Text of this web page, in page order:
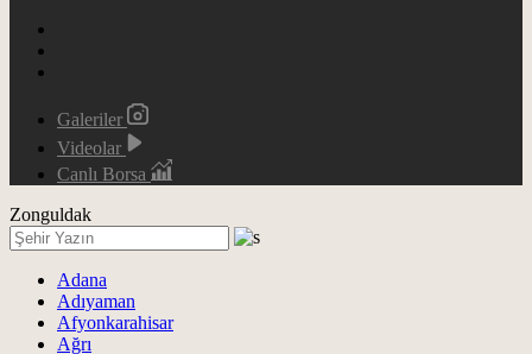
Galeriler
Videolar
Canlı Borsa
Zonguldak
Adana
Adıyaman
Afyonkarahisar
Ağrı